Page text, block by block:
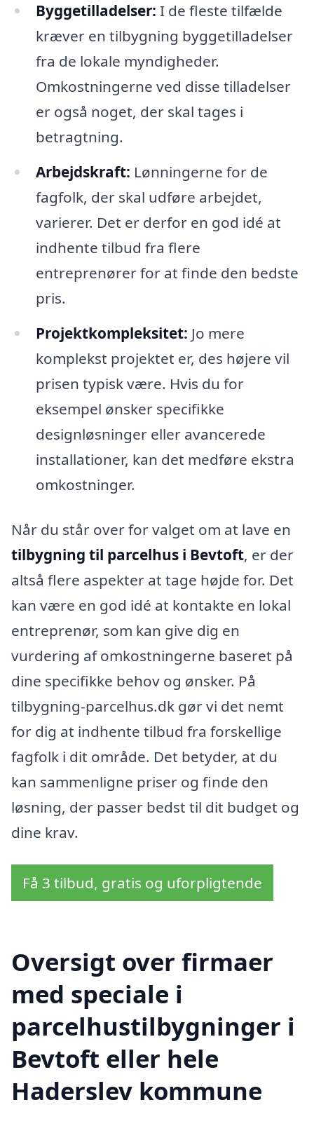
Byggetilladelser: I de fleste tilfælde
kræver en tilbygning byggetilladelser
fra de lokale myndigheder.
Omkostningerne ved disse tilladelser
er også noget, der skal tages i
betragtning.
Arbejdskraft: Lønningerne for de
fagfolk, der skal udføre arbejdet,
varierer. Det er derfor en god idé at
indhente tilbud fra flere
entreprenører for at finde den bedste
pris.
Projektkompleksitet: Jo mere
komplekst projektet er, des højere vil
prisen typisk være. Hvis du for
eksempel ønsker specifikke
designløsninger eller avancerede
installationer, kan det medføre ekstra
omkostninger.
Når du står over for valget om at lave en
tilbygning til parcelhus i Bevtoft, er der
altså flere aspekter at tage højde for. Det
kan være en god idé at kontakte en lokal
entreprenør, som kan give dig en
vurdering af omkostningerne baseret på
dine specifikke behov og ønsker. På
tilbygning-parcelhus.dk gør vi det nemt
for dig at indhente tilbud fra forskellige
fagfolk i dit område. Det betyder, at du
kan sammenligne priser og finde den
løsning, der passer bedst til dit budget og
dine krav.
Få 3 tilbud, gratis og uforpligtende
Oversigt over firmaer
med speciale i
parcelhustilbygninger i
Bevtoft eller hele
Haderslev kommune